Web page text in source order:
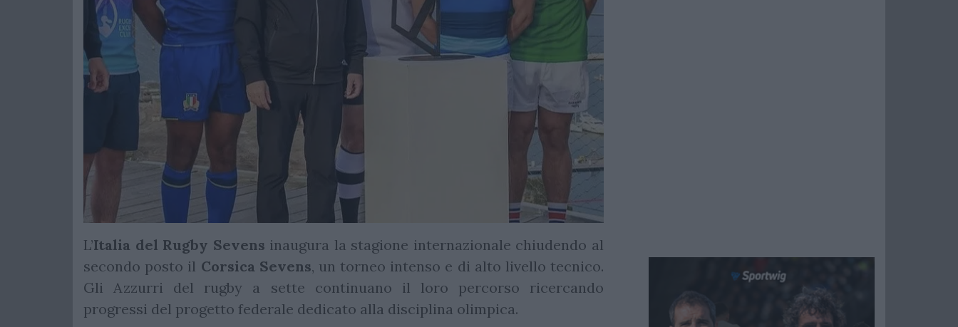
L’Italia del Rugby Sevens inaugura la stagione internazionale chiudendo al
secondo posto il Corsica Sevens, un torneo intenso e di alto livello tecnico.
Gli Azzurri del rugby a sette continuano il loro percorso ricercando
progressi del progetto federale dedicato alla disciplina olimpica.